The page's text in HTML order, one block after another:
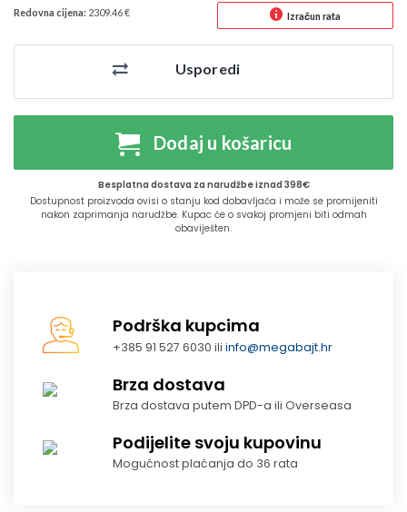
Redovna cijena: 2309.46 € Izračun rata
Usporedi
Dodaj u košaricu
Besplatna dostava za narudžbe iznad 398€
Dostupnost proizvoda ovisi o stanju kod dobavljača i može se promijeniti
nakon zaprimanja narudžbe. Kupac će o svakoj promjeni biti odmah
obaviješten.
Podrška kupcima
+385 91 527 6030 iliinfo@megabajt.hr
Brza dostava
Brza dostava putem DPD-a ili Overseasa
Podijelite svoju kupovinu
Mogućnost plaćanja do 36 rata